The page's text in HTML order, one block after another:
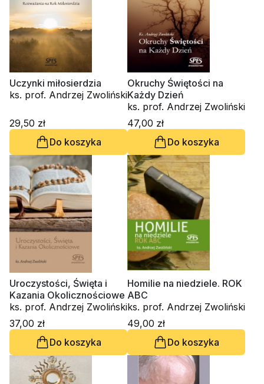
Uczynki miłosierdzia
ks. prof. Andrzej Zwoliński
29,50 zł
Do koszyka
Okruchy Świętości na
Każdy Dzień
ks. prof. Andrzej Zwoliński
47,00 zł
Do koszyka
Uroczystości, Święta i
Kazania Okolicznościowe
ks. prof. Andrzej Zwoliński
37,00 zł
Do koszyka
Homilie na niedziele. ROK
ABC
ks. prof. Andrzej Zwoliński
49,00 zł
Do koszyka